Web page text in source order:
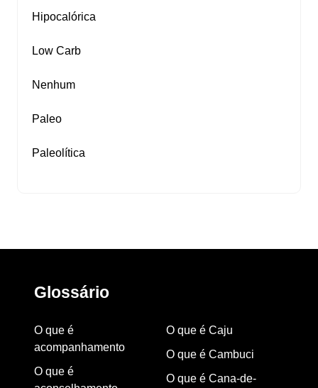
Hipocalórica
Low Carb
Nenhum
Paleo
Paleolítica
Glossário
O que é
acompanhamento
O que é
O que é Caju
O que é Cambuci
O que é Cana-de-